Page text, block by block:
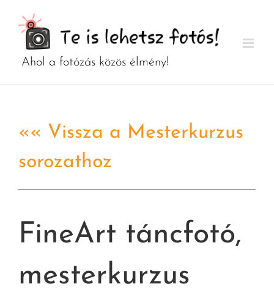
«« Vissza a Mesterkurzus
sorozathoz
FineArt táncfotó,
mesterkurzus